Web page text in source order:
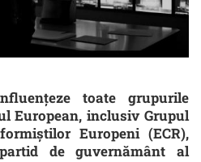
toate grupurile
European, inclusiv Grupul
Europeni (ECR),
de guvernământ al